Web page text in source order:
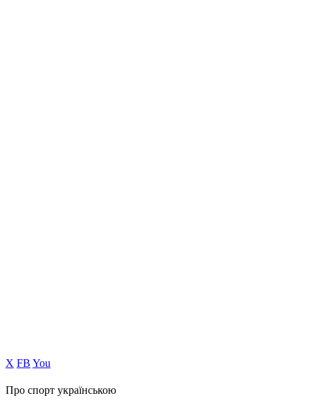
Х FB You
Про спорт українською